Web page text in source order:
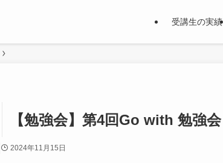
受講生の実績
【勉強会】第4回Go with 勉強会
2024年11月15日